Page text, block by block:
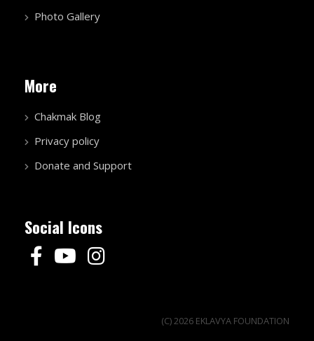
Photo Gallery
More
Chakmak Blog
Privacy policy
Donate and Support
Social Icons
(C) 2026 EKLAVYA FOUNDATION